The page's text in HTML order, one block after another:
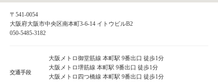
〒541-0054
大阪府大阪市中央区南本町3-6-14 イトウビルB2
050-5485-3182
交通手段
大阪メトロ御堂筋線 本町駅 9番出口 徒歩1分
大阪メトロ堺筋線 本町駅 9番出口 徒歩1分
大阪メトロ四つ橋線 本町駅 9番出口 徒歩1分